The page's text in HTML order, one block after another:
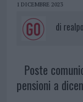
1 DICEMBRE 2023
di
Poste
pensioni a